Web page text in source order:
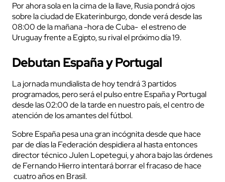
Por ahora sola en la cima de la llave, Rusia pondrá ojos
sobre la ciudad de Ekaterinburgo, donde verá desde las
08:00 de la mañana -hora de Cuba- el estreno de
Uruguay frente a Egipto, su rival el próximo día 19.
Debutan España y Portugal
La jornada mundialista de hoy tendrá 3 partidos
programados, pero será el pulso entre España y Portugal
desde las 02:00 de la tarde en nuestro país, el centro de
atención de los amantes del fútbol.
Sobre España pesa una gran incógnita desde que hace
par de días la Federación despidiera al hasta entonces
director técnico Julen Lopetegui, y ahora bajo las órdenes
de Fernando Hierro intentará borrar el fracaso de hace
cuatro años en Brasil.